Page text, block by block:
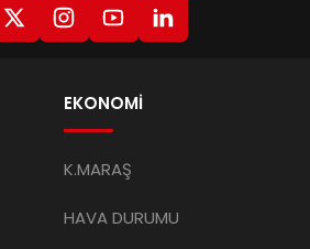
EKONOMİ
K.MARAŞ
HAVA DURUMU